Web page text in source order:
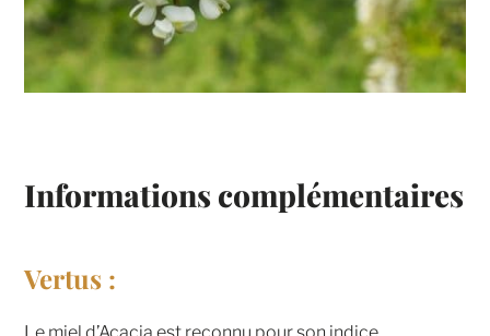
Informations complémentaires
Vertus :